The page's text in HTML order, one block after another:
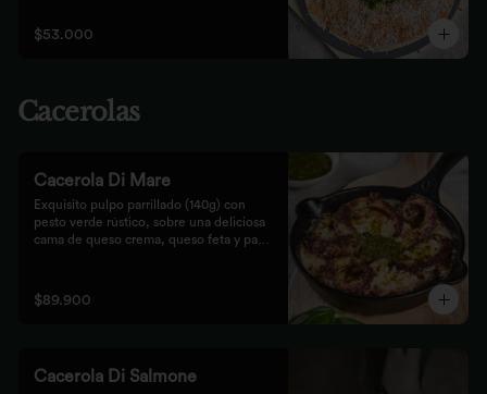
$53.000
Cacerolas
Cacerola Di Mare
Exquisito pulpo parrillado (140g) con
pesto verde rústico, sobre una deliciosa
cama de queso crema, queso feta y papa.
$89.900
Cacerola Di Salmone